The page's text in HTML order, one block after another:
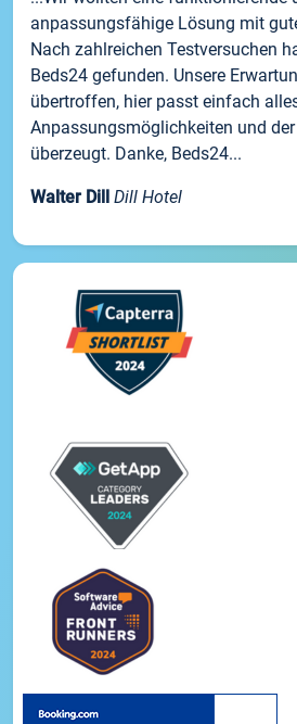
anpassungsfähige Lösung mit
Nach zahlreichen Testversuchen
Beds24 gefunden. Unsere
übertroffen, hier passt einfach
Anpassungsmöglichkeiten und
überzeugt. Danke, Beds24...
Walter Dill Dill Hotel